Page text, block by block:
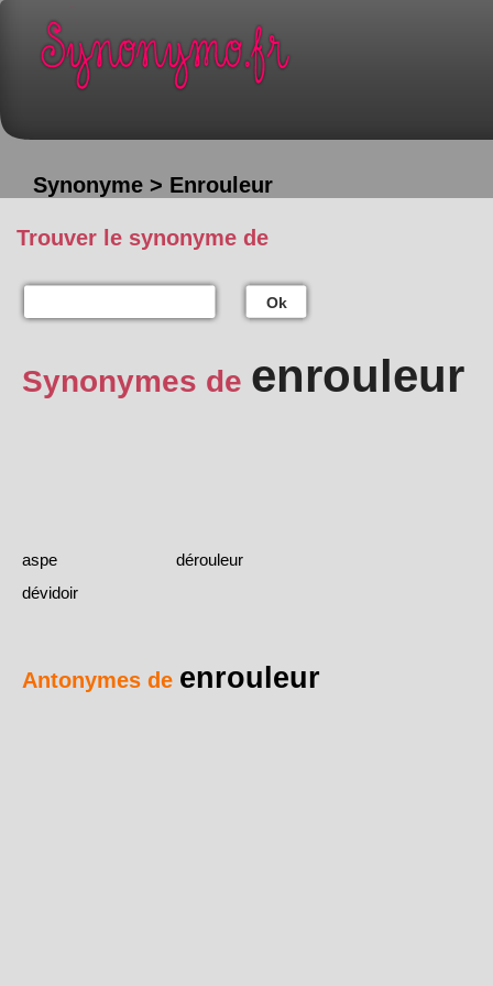
Synonyme > Enrouleur
Trouver le synonyme de
Ok
Synonymes de enrouleur
aspe
dérouleur
dévidoir
Antonymes de enrouleur